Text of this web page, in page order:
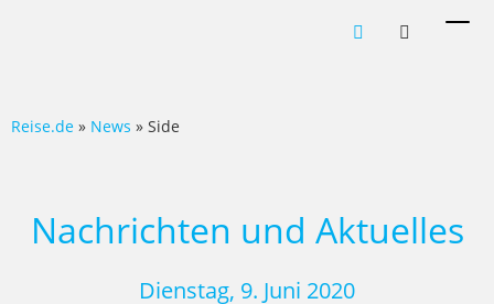
Reise.de » News » Side
Nachrichten und Aktuelles
Dienstag, 9. Juni 2020